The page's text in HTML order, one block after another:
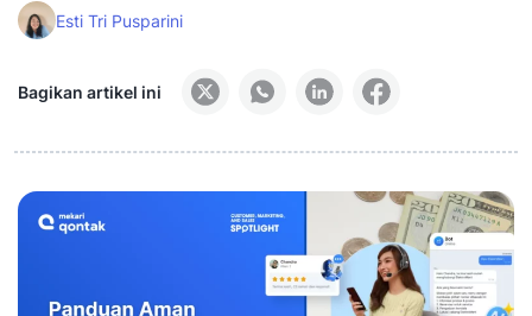
Esti Tri Pusparini
Bagikan artikel ini